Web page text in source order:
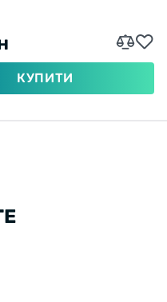
КУПИТИ